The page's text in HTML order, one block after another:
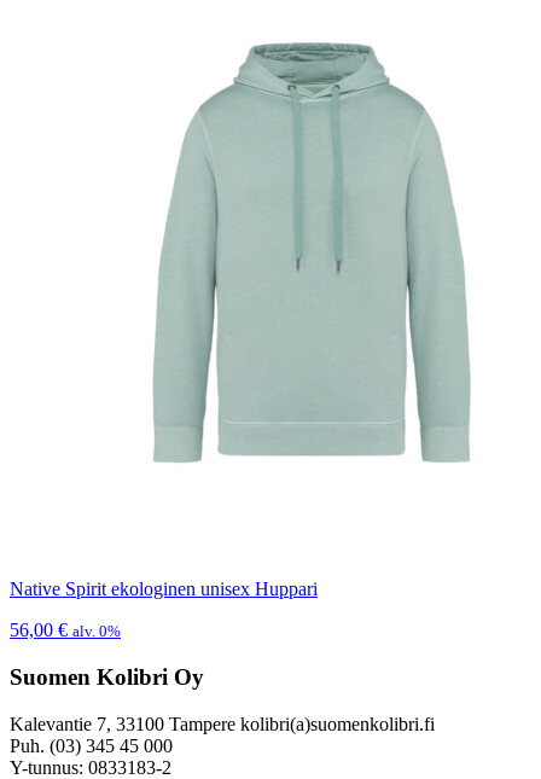
Native Spirit ekologinen unisex Huppari
56,00 € alv. 0%
Suomen Kolibri Oy
Kalevantie 7, 33100 Tampere kolibri(a)suomenkolibri.fi
Puh. (03) 345 45 000
Y-tunnus: 0833183-2